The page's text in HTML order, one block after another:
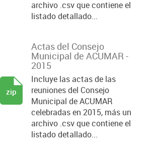
archivo .csv que contiene el
listado detallado...
Actas del Consejo
Municipal de ACUMAR -
2015
Incluye las actas de las
reuniones del Consejo
Municipal de ACUMAR
celebradas en 2015, más un
archivo .csv que contiene el
listado detallado...
zip